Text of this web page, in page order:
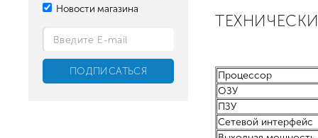
Новости магазина
Процессор
ОЗУ
ПЗУ
Сетевой интерфейс